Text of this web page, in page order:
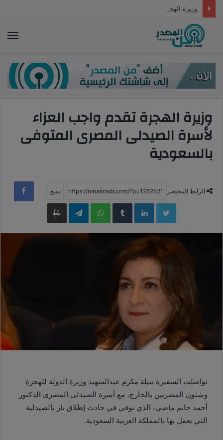
وزيرة الهجرة تقدم واجب العزاء
لأسرة الصيدلى المصرى المتوفى
بالسعودية
الرابط المختصر
LinkedIn
WhatsApp
Telegramطباعة
تواصلت السفيرة نبيلة مكرم عبدالشهيد وزيرة الدولة للهجرة
وشئون المصريين بالخارج، مع أسرة الصيدلى المصرى الدكتور
أحمد حاتم ماضي، الذي توفي في حادث إطلاق نار بالصيدلية
التي يعمل بها بالمملكة العربية السعودية.